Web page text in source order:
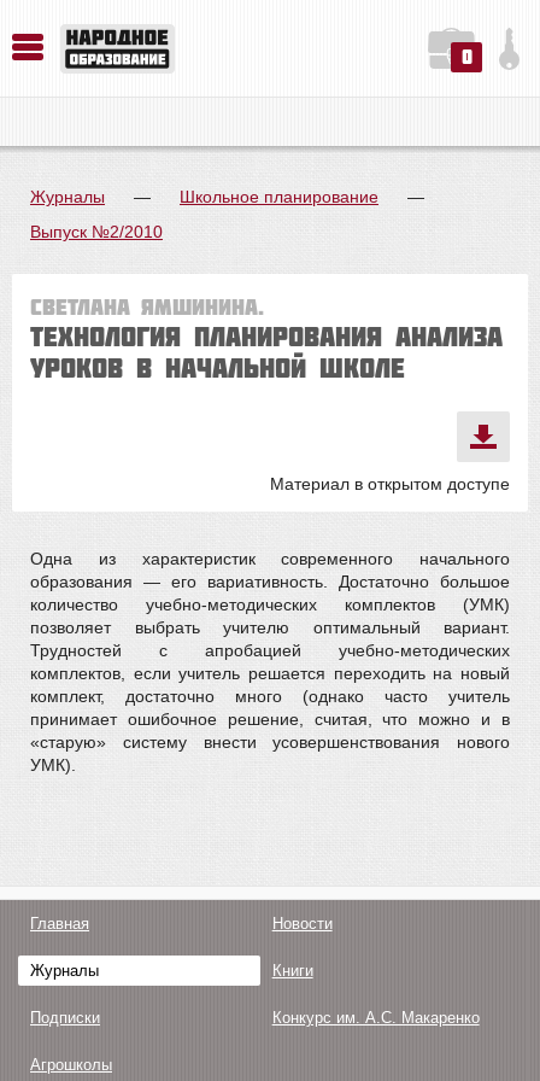
0
Журналы — Школьное планирование
—
Выпуск №2/2010
Светлана Ямшинина.
Технология планирования анализа
уроков в начальной школе
Материал в открытом доступе
Одна из характеристик современного начального
образования — его вариативность. Достаточно большое
количество учебно-методических комплектов (УМК)
позволяет выбрать учителю оптимальный вариант.
Трудностей с апробацией учебно-методических
комплектов, если учитель решается переходить на новый
комплект, достаточно много (однако часто учитель
принимает ошибочное решение, считая, что можно и в
«старую» систему внести усовершенствования нового
УМК).
Главная Новости
Журналы Книги
Подписки Конкурс им. А.С. Макаренко
Агрошколы